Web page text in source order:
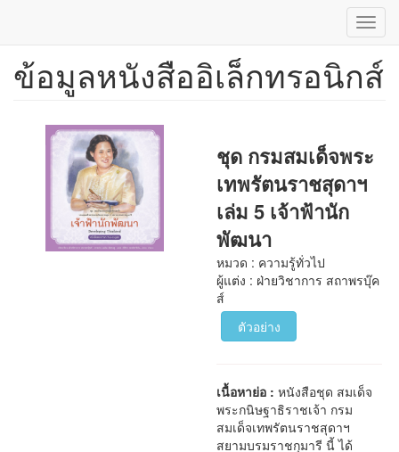
ข้าม
ข้อมูลหนังสืออิเล็กทรอนิกส์
ชุด กรมสมเด็จพระ
เทพรัตนราชสุดาฯ
เล่ม 5 เจ้าฟ้านัก
พัฒนา
หมวด : ความรู้ทั่วไป
ผู้แต่ง : ฝ่ายวิชาการ สถาพรบุ๊ค
ส์
ตัวอย่าง
เนื้อหาย่อ :หนังสือชุด สมเด็จ
พระกนิษฐาธิราชเจ้า กรม
สมเด็จเทพรัตนราชสุดาฯ
สยามบรมราชกุมารี นี้ ได้